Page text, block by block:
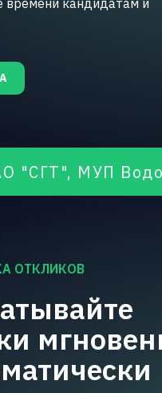
времени кандидатам и
Водоканал,
ОТКЛИКОВ